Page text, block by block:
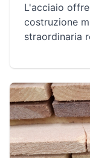
L'acciaio
costruzione
straordinaria
minimizzare
accelerare i
flessibilità e
una scelta
innovativi.